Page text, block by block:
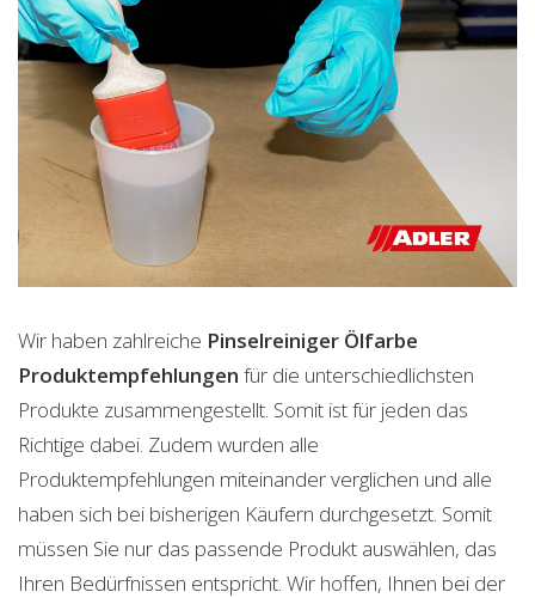
Wir haben zahlreiche Pinselreiniger Ölfarbe
Produktempfehlungen für die unterschiedlichsten
Produkte zusammengestellt. Somit ist für jeden das
Richtige dabei. Zudem wurden alle
Produktempfehlungen miteinander verglichen und alle
haben sich bei bisherigen Käufern durchgesetzt. Somit
müssen Sie nur das passende Produkt auswählen, das
Ihren Bedürfnissen entspricht. Wir hoffen, Ihnen bei der